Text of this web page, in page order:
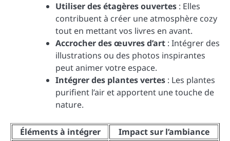
Utiliser des étagères ouvertes : Elles
contribuent à créer une atmosphère cozy
tout en mettant vos livres en avant.
Accrocher des œuvres d’art : Intégrer des
illustrations ou des photos inspirantes
peut animer votre espace.
Intégrer des plantes vertes : Les plantes
purifient l’air et apportent une touche de
nature.
Éléments à intégrer
Impact sur l’ambiance